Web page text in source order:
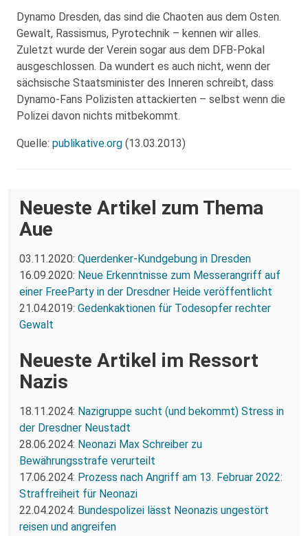
Dynamo Dresden, das sind die Chaoten aus dem Osten.
Gewalt, Rassismus, Pyrotechnik – kennen wir alles.
Zuletzt wurde der Verein sogar aus dem DFB-Pokal
ausgeschlossen. Da wundert es auch nicht, wenn der
sächsische Staatsminister des Inneren schreibt, dass
Dynamo-Fans Polizisten attackierten – selbst wenn die
Polizei davon nichts mitbekommt.
Quelle: publikative.org (13.03.2013)
Neueste Artikel zum Thema
Aue
03.11.2020: Querdenker-Kundgebung in Dresden
16.09.2020: Neue Erkenntnisse zum Messerangriff auf
einer FreeParty in der Dresdner Heide veröffentlicht
21.04.2019: Gedenkaktionen für Todesopfer rechter
Gewalt
Neueste Artikel im Ressort
Nazis
18.11.2024: Nazigruppe sucht (und bekommt) Stress in
der Dresdner Neustadt
28.06.2024: Neonazi Max Schreiber zu
Bewährungsstrafe verurteilt
17.06.2024: Prozess nach Angriff am 13. Februar 2022:
Straffreiheit für Neonazi
22.04.2024: Bundespolizei lässt Neonazis ungestört
reisen und angreifen